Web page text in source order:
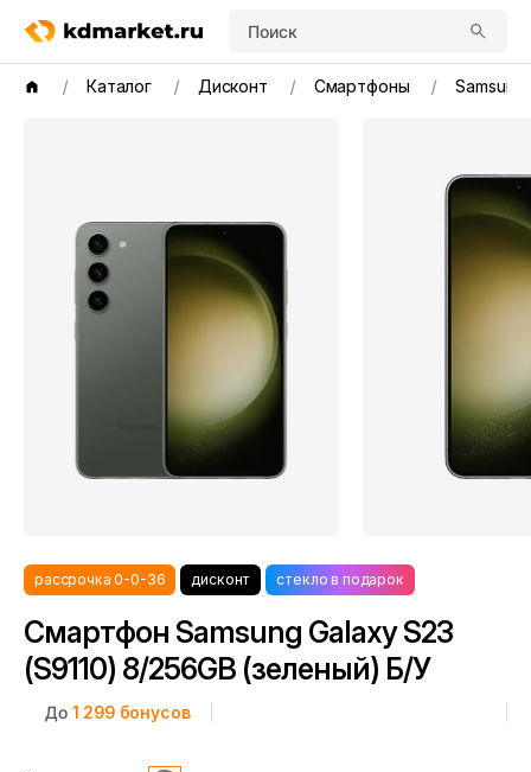
Поиск
Каталог Дисконт Смартфоны
рассрочка 0-0-36 дисконт стекло в подарок
Смартфон Samsung Galaxy S23
(S9110) 8/256GB (зеленый) Б/У
До 1 299бонусов